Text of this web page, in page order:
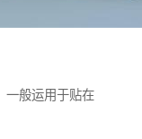
一般运用于贴在